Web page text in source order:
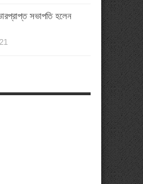
সভাপতি হলেন